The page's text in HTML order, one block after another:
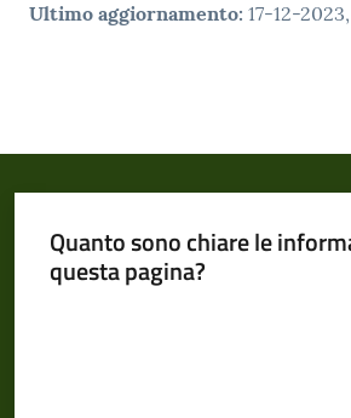
Ultimo aggiornamento: 17-12-
Quanto sono chiare le
questa pagina?